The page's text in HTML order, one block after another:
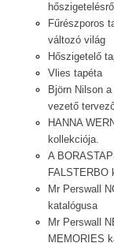
Fűrészporos
változó világ
Hőszigetelő
Vlies tapéta
Björn Nilson
vezető
HANNA
kollekciója.
A
FALSTERBO
Mr Perswall
katalógusa
Mr Perswall
MEMORIES